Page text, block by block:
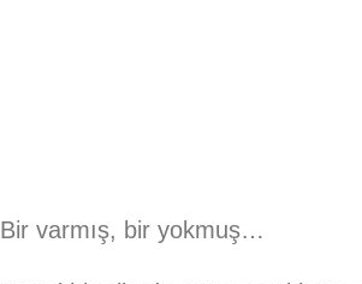
Bir varmış, bir yokmuş…